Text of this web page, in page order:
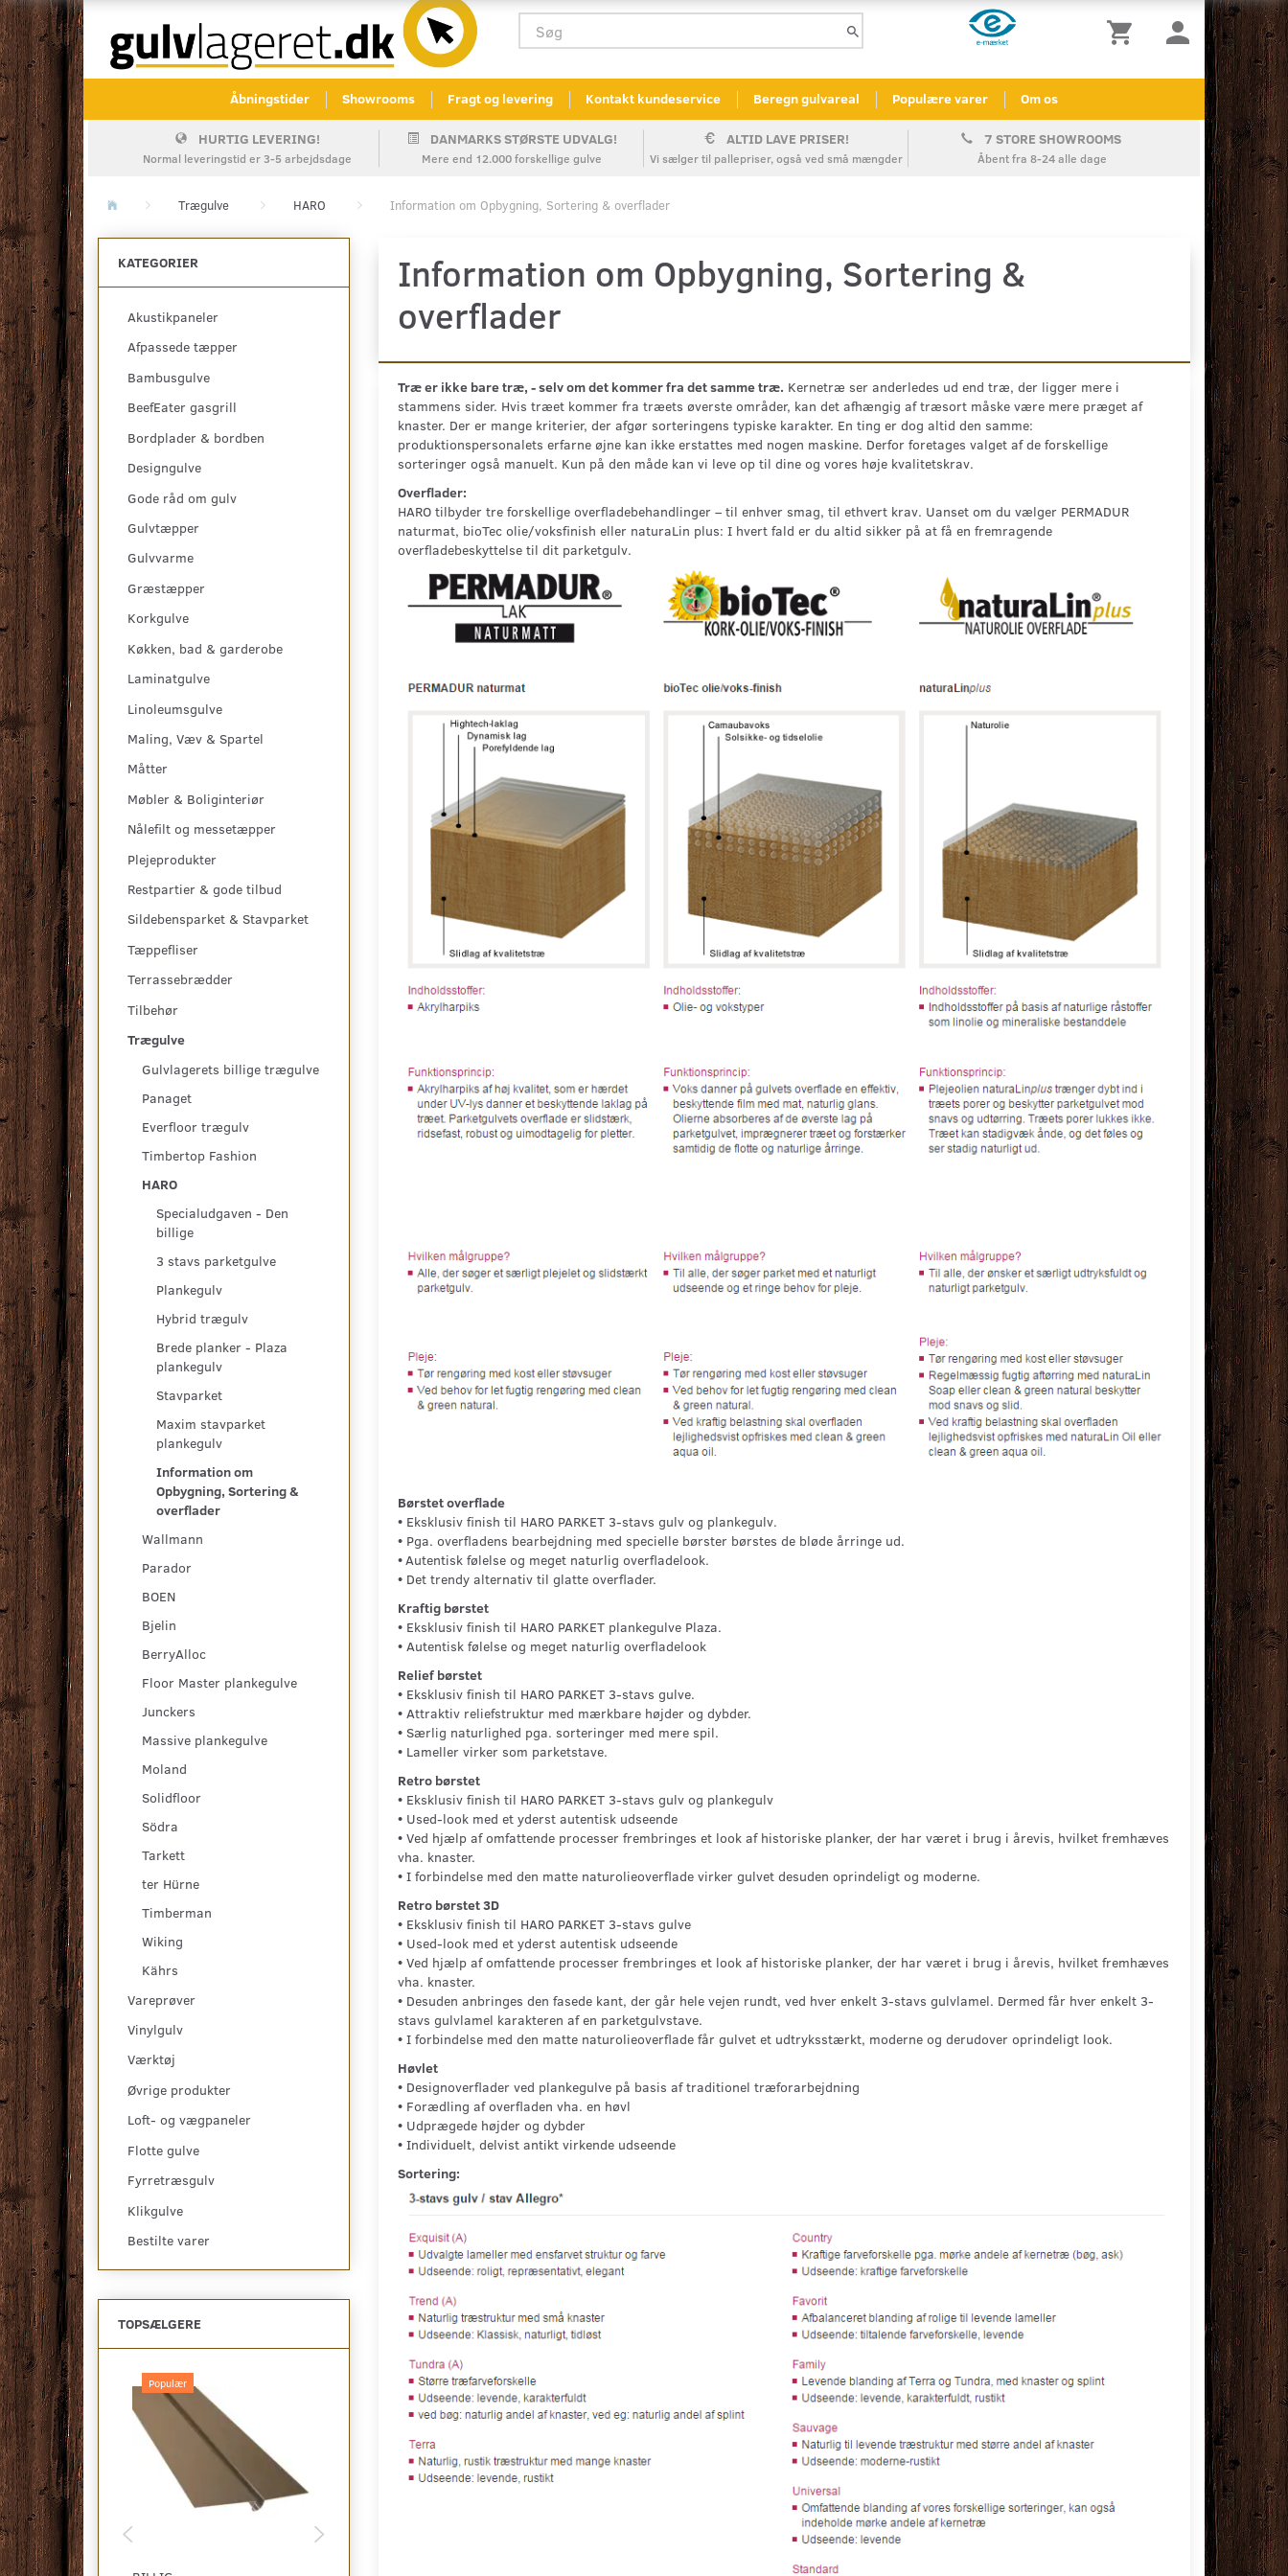
Åbningstider Showrooms Fragt og levering Kontakt kundeservice Beregn gulvareal Populære varer Om os
HURTIG LEVERING!
Normal leveringstid er 3-5 arbejdsdage
DANMARKS STØRSTE UDVALG!
Mere end 12.000 forskellige gulve
ALTID LAVE PRISER!
Vi sælger til pallepriser, også ved små mængder
7 STORE SHOWROOMS
Åbent fra 8-24 alle dage
Trægulve HARO Information om Opbygning, Sortering & overflader
KATEGORIER
Akustikpaneler
Afpassede tæpper
Bambusgulve
BeefEater gasgrill
Bordplader & bordben
Designgulve
Gode råd om gulv
Gulvtæpper
Gulvvarme
Græstæpper
Korkgulve
Køkken, bad & garderobe
Laminatgulve
Linoleumsgulve
Maling, Væv & Spartel
Måtter
Møbler & Boliginteriør
Nålefilt og messetæpper
Plejeprodukter
Restpartier & gode tilbud
Sildebensparket & Stavparket
Tæppefliser
Terrassebrædder
Tilbehør
Trægulve
Gulvlagerets billige trægulve
Panaget
Everfloor trægulv
Timbertop Fashion
HARO
Specialudgaven - Den
billige
3 stavs parketgulve
Plankegulv
Hybrid trægulv
Brede planker - Plaza
plankegulv
Stavparket
Maxim stavparket
plankegulv
Information om
Opbygning, Sortering &
overflader
Wallmann
Parador
BOEN
Bjelin
BerryAlloc
Floor Master plankegulve
Junckers
Massive plankegulve
Moland
Solidfloor
Södra
Tarkett
ter Hürne
Timberman
Wiking
Kährs
Vareprøver
Vinylgulv
Værktøj
Øvrige produkter
Loft- og vægpaneler
Flotte gulve
Fyrretræsgulv
Klikgulve
Bestilte varer
TOPSÆLGERE
Populær Populær
Information om Opbygning, Sortering &
overflader
Træ er ikke bare træ, - selv om det kommer fra det samme træ. Kernetræ ser anderledes ud end træ, der ligger mere i
stammens sider. Hvis træet kommer fra træets øverste områder, kan det afhængig af træsort måske være mere præget af
knaster. Der er mange kriterier, der afgør sorteringens typiske karakter. En ting er dog altid den samme:
produktionspersonalets erfarne øjne kan ikke erstattes med nogen maskine. Derfor foretages valget af de forskellige
sorteringer også manuelt. Kun på den måde kan vi leve op til dine og vores høje kvalitetskrav.
Overflader:
HARO tilbyder tre forskellige overfladebehandlinger – til enhver smag, til ethvert krav. Uanset om du vælger PERMADUR
naturmat, bioTec olie/voksfinish eller naturaLin plus: I hvert fald er du altid sikker på at få en fremragende
overfladebeskyttelse til dit parketgulv.
Børstet overflade
•Eksklusiv finish til HARO PARKET 3-stavs gulv og plankegulv.
•Pga. overfladens bearbejdning med specielle børster børstes de bløde årringe ud.
•Autentisk følelse og meget naturlig overfladelook.
• Det trendy alternativ til glatte overflader.
Kraftig børstet
•Eksklusiv finish til HARO PARKET plankegulve Plaza.
•Autentisk følelse og meget naturlig overfladelook
Relief børstet
•Eksklusiv finish til HARO PARKET 3-stavs gulve.
•Attraktiv reliefstruktur med mærkbare højder og dybder.
•Særlig naturlighed pga. sorteringer med mere spil.
•Lameller virker som parketstave.
Retro børstet
•Eksklusiv finish til HARO PARKET 3-stavs gulv og plankegulv
•Used-look med et yderst autentisk udseende
•Ved hjælp af omfattende processer frembringes et look af historiske planker, der har været i brug i årevis, hvilket fremhæves
vha. knaster.
•I forbindelse med den matte naturolieoverflade virker gulvet desuden oprindeligt og moderne.
Retro børstet 3D
•Eksklusiv finish til HARO PARKET 3-stavs gulve
•Used-look med et yderst autentisk udseende
•Ved hjælp af omfattende processer frembringes et look af historiske planker, der har været i brug i årevis, hvilket fremhæves
vha. knaster.
•Desuden anbringes den fasede kant, der går hele vejen rundt, ved hver enkelt 3-stavs gulvlamel. Dermed får hver enkelt 3-
stavs gulvlamel karakteren af en parketgulvstave.
•I forbindelse med den matte naturolieoverflade får gulvet et udtryksstærkt, moderne og derudover oprindeligt look.
Høvlet
•Designoverflader ved plankegulve på basis af traditionel træforarbejdning
•Forædling af overfladen vha. en høvl
•Udprægede højder og dybder
•Individuelt, delvist antikt virkende udseende
Sortering: